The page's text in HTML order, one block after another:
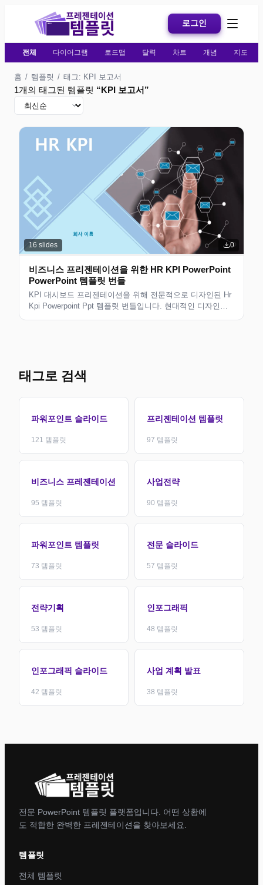
로그인
전체 다이어그램 로드맵 달력 차트 개념 지도
홈 / 템플릿 / 태그: KPI 보고서
1개의 태그된 템플릿 “KPI 보고서”
16 slides 0
비즈니스 프리젠테이션을 위한 HR KPI PowerPoint
PowerPoint 템플릿 번들
KPI 대시보드 프리젠테이션을 위해 전문적으로 디자인된 Hr
Kpi Powerpoint Ppt 템플릿 번들입니다. 현대적인 디자인의
태그로 검색
파워포인트 슬라이드
121 템플릿
프리젠테이션 템플릿
97 템플릿
비즈니스 프레젠테이션
95 템플릿
사업전략
90 템플릿
파워포인트 템플릿
73 템플릿
전문 슬라이드
57 템플릿
전략기획
53 템플릿
인포그래픽
48 템플릿
인포그래픽 슬라이드
42 템플릿
사업 계획 발표
38 템플릿
전문 PowerPoint 템플릿 플랫폼입니다. 어떤 상황에
도 적합한 완벽한 프레젠테이션을 찾아보세요.
템플릿
전체 템플릿